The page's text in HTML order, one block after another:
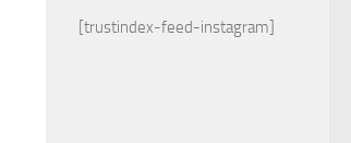
[trustindex-feed-instagram]